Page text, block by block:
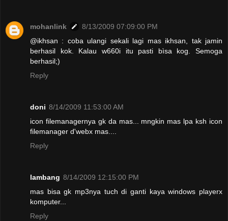
mohanlink
8/13/2009 07:09:00 PM
@ikhsan : coba ulangi sekali lagi mas ikhsan, tak jamin
berhasil kok. Kalau w660i itu pasti bìsa kog. Semoga
berhasil;)
Reply
doni 8/14/2009 11:53:00 AM
icon filemanagernya gk da mas... mngkin mas lpa ksh icon
filemanager d'webx mas....
Reply
lambang 8/14/2009 12:15:00 PM
mas bisa gk mp3nya tuch di ganti kaya windows playerx
komputer...
Reply